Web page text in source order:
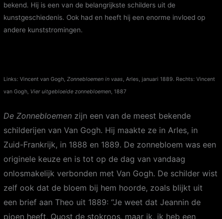
bekend. Hij is een van de belangrijkste schilders uit de
kunstgeschiedenis. Ook had en heeft hij een enorme invloed op
andere kunststromingen.
Links: Vincent van Gogh, Zonnebloemen in vaas , Arles, januari 1889. Rechts: Vincent
van Gogh, Vier uitgebloeide zonnebloemen , 1887
De Zonnebloemen zijn een van de meest bekende
schilderijen van Van Gogh. Hij maakte ze in Arles, in
Zuid-Frankrijk, in 1888 en 1889. De zonnebloem was een
originele keuze en is tot op de dag van vandaag
onlosmakelijk verbonden met Van Gogh. De schilder wist
zelf ook dat de bloem bij hem hoorde, zoals blijkt uit
een brief aan Theo uit 1889: “Je weet dat Jeannin de
pioen heeft, Quost de stokroos, maar ik, ik heb een